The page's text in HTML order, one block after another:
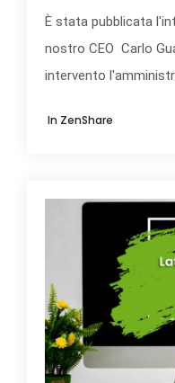
È stata pubblicata
nostro CEO Carlo
intervento
In ZenShare